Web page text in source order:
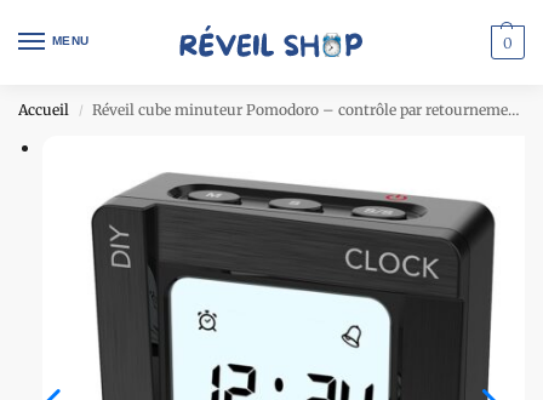
MENU 0
Accueil / Réveil cube minuteur Pomodoro – contrôle par retournement 4 faces – noir